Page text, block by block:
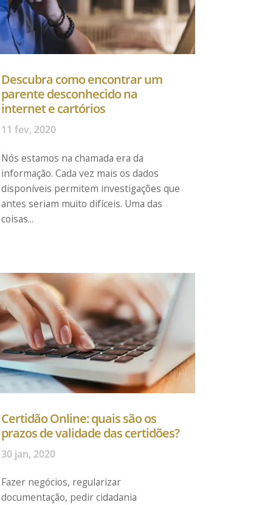
Descubra como encontrar um
parente desconhecido na
internet e cartórios
11 fev, 2020
Nós estamos na chamada era da
informação. Cada vez mais os dados
disponíveis permitem investigações que
antes seriam muito difíceis. Uma das
coisas...
Certidão Online: quais são os
prazos de validade das certidões?
30 jan, 2020
Fazer negócios, regularizar
documentação, pedir cidadania